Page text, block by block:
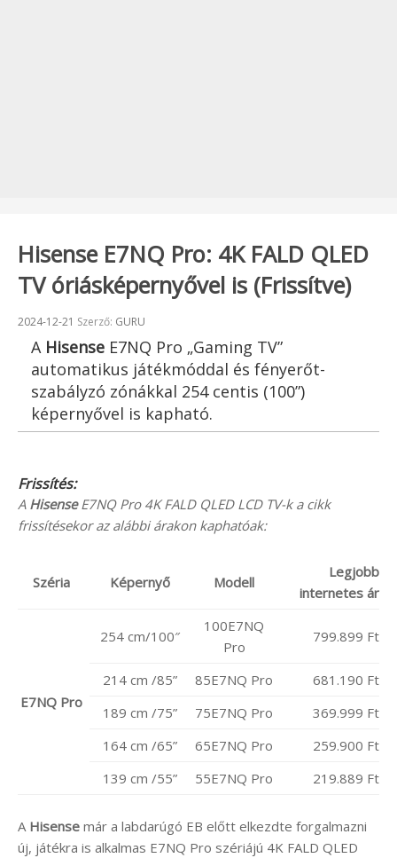
Hisense E7NQ Pro: 4K FALD QLED
TV óriásképernyővel is (Frissítve)
Beküldve:
2024-12-21 Szerző: GURU
A Hisense E7NQ Pro „Gaming TV”
automatikus játékmóddal és fényerőt-
szabályzó zónákkal 254 centis (100”)
képernyővel is kapható.
Frissítés:
A HisenseE7NQ Pro 4K FALD QLED LCD TV-k a cikk
frissítésekor az alábbi árakon kaphatóak:
Széria Képernyő Modell
Legjobb
internetes ár
E7NQ Pro
254 cm/100″
100E7NQ
Pro
799.899 Ft
214 cm /85” 85E7NQ Pro
681.190 Ft
189 cm /75”
75E7NQ Pro
369.999 Ft
164 cm /65”
65E7NQ Pro
259.900 Ft
139 cm /55”
55E7NQ Pro 219.889 Ft
A Hisense már a labdarúgó EB előtt elkezdte forgalmazni
új, játékra is alkalmas E7NQ Pro szériájú 4K FALD QLED